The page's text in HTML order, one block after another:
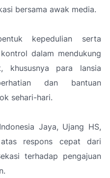
bersama awak media.
kepedulian serta
dalam mendukung
khususnya para lansia
dan bantuan
sehari-hari.
Jaya, Ujang HS,
atas respons cepat dari
terhadap pengajuan